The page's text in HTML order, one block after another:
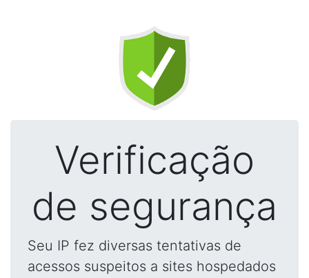
Verificação
de segurança
Seu IP fez diversas tentativas de
acessos suspeitos a sites hospedados